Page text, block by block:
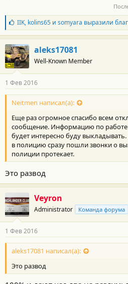
Б
л
а
г
о
д
а
н
о
с
и
:
IIK, kolins65и somyara выразили
aleks17081
Well-Known Member
1 Фев 2016
Neitmen написал(а):
Еще раз огромное спасибо всем
сообщение. Информацию по работе
будет интересно буду
в полицию сразу пошли звонки о
полиции протекает.
Это развод
Veyron
Administrator Команда форума
1 Фев 2016
aleks17081 написал(а):
Это развод